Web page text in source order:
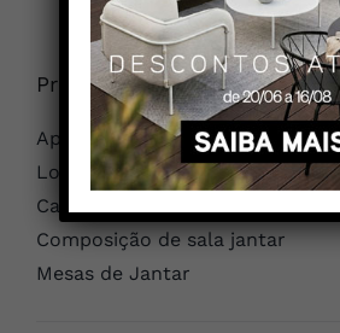
Produtos
Aparador
Louceiro
Cadeiras
Composição de sala jantar
Mesas de Jantar